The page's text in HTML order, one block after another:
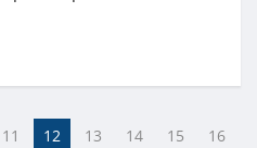
11 12 13 14 15
16